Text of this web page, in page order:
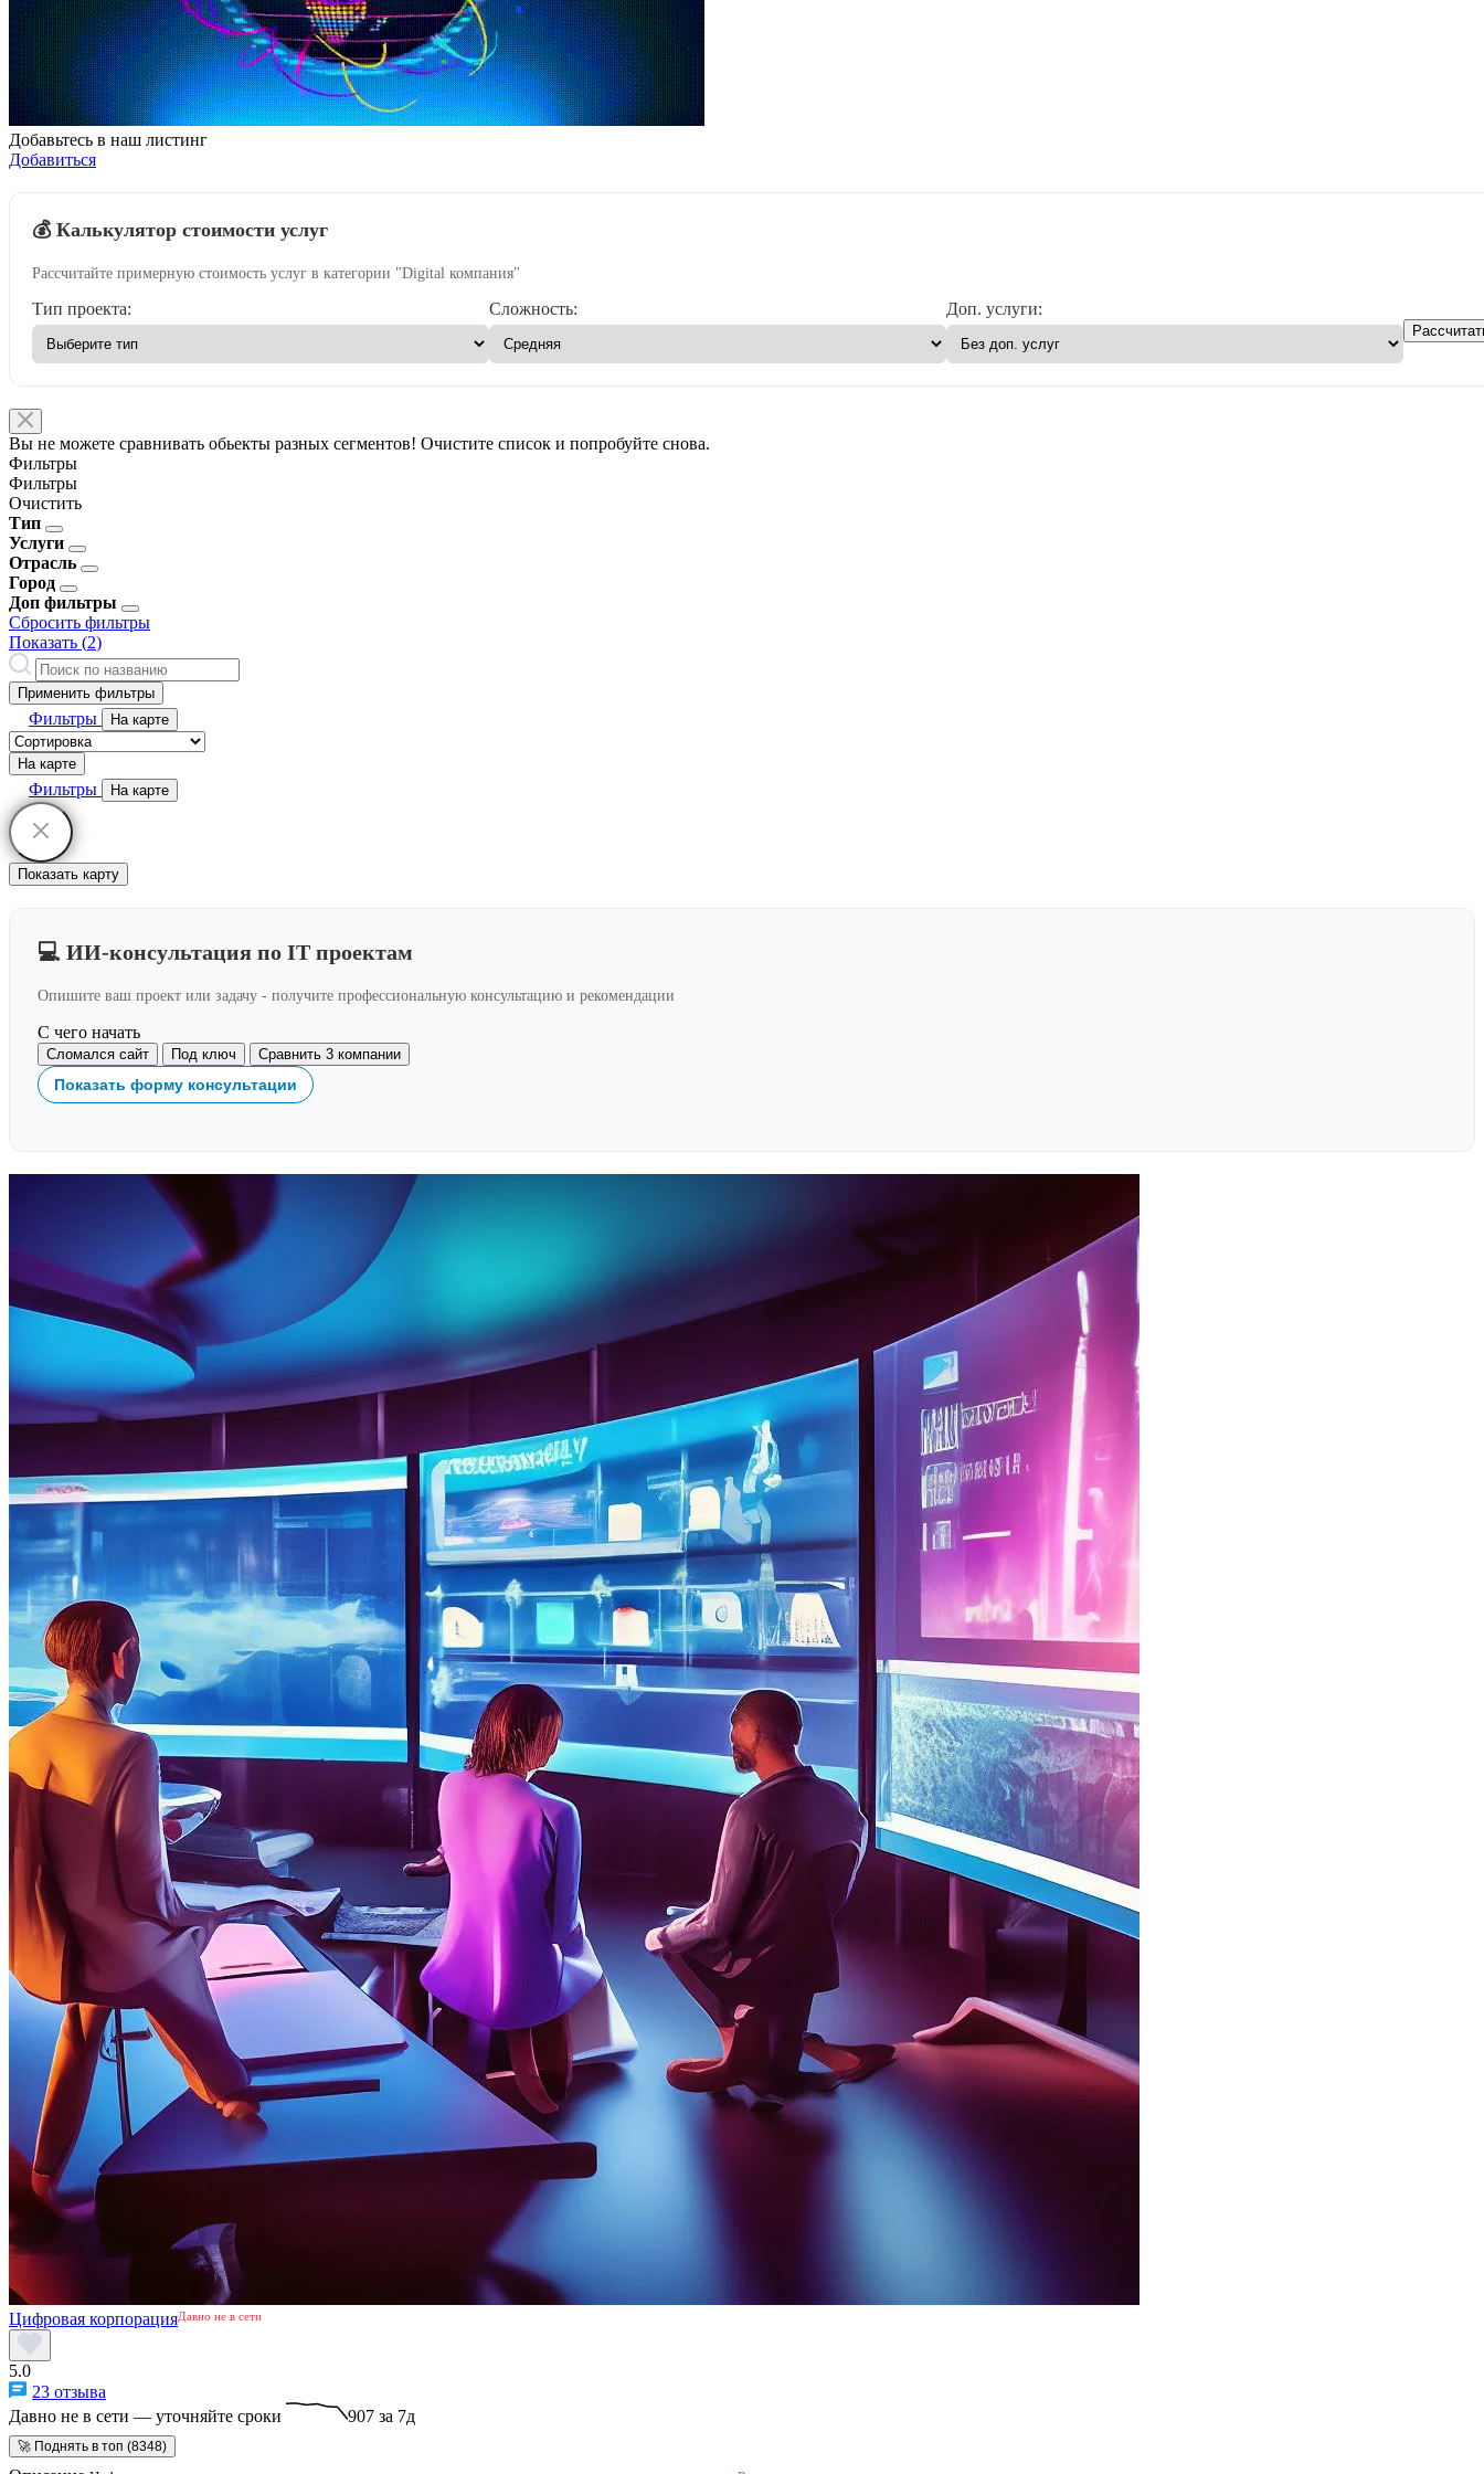
Добавьтесь в наш листинг
Добавиться
💰 Калькулятор стоимости услуг
Рассчитайте примерную стоимость услуг в категории "Digital компания"
Тип проекта: Сложность: Доп. услуги:
Вы не можете сравнивать обьекты разных сегментов! Очистите список и попробуйте снова.
Фильтры
Фильтры
Очистить
Тип
Услуги
Отрасль
Город
Доп фильтры
Сбросить фильтры
Показать (2)
Применить фильтры
Фильтры На карте
На карте
Фильтры На карте
Показать карту
💻 ИИ-консультация по IT проектам
Опишите ваш проект или задачу - получите профессиональную консультацию и рекомендации
С чего начать
Сломался сайт Под ключ Сравнить 3 компании
Показать форму консультации
Цифровая корпорацияДавно не в сети
5.0
23 отзыва
Давно не в сети — уточняйте сроки
907 за 7д
🚀 Поднять в топ (8348)